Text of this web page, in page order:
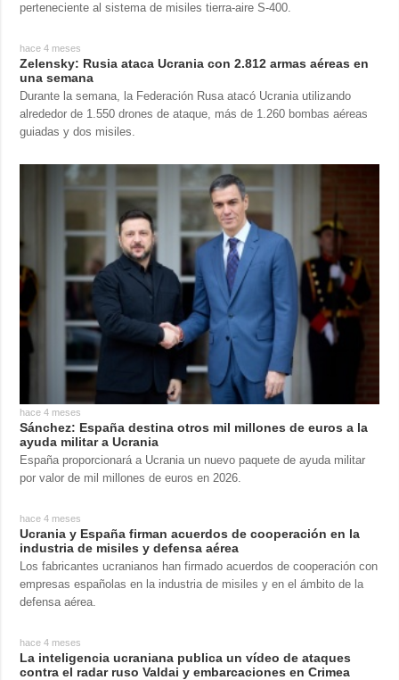
perteneciente al sistema de misiles tierra-aire S-400.
hace 4 meses
Zelensky: Rusia ataca Ucrania con 2.812 armas aéreas en
una semana
Durante la semana, la Federación Rusa atacó Ucrania utilizando
alrededor de 1.550 drones de ataque, más de 1.260 bombas aéreas
guiadas y dos misiles.
hace 4 meses
Sánchez: España destina otros mil millones de euros a la
ayuda militar a Ucrania
España proporcionará a Ucrania un nuevo paquete de ayuda militar
por valor de mil millones de euros en 2026.
hace 4 meses
Ucrania y España firman acuerdos de cooperación en la
industria de misiles y defensa aérea
Los fabricantes ucranianos han firmado acuerdos de cooperación con
empresas españolas en la industria de misiles y en el ámbito de la
defensa aérea.
hace 4 meses
La inteligencia ucraniana publica un vídeo de ataques
contra el radar ruso Valdai y embarcaciones en Crimea